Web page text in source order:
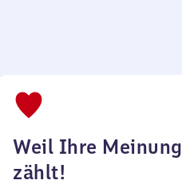
Weil Ihre Meinung
zählt!